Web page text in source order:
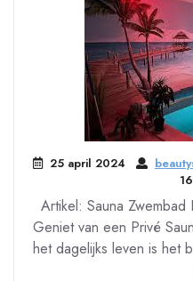
25 april 2024
Artikel: Sauna
Geniet van een Privé
het dagelijks leven is het